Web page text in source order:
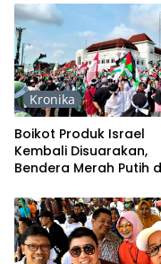
Kronika
Boikot Produk Israel
Kembali Disuarakan,
Bendera Merah Putih
Titik Nol